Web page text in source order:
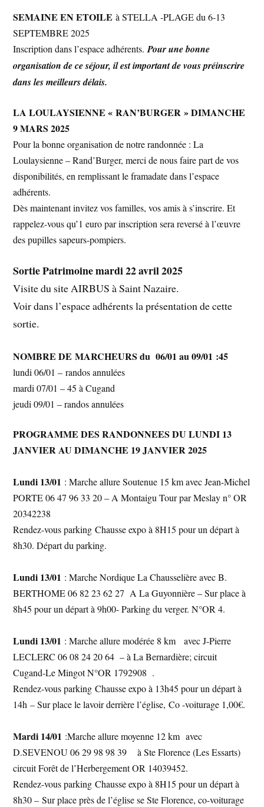
SEMAINE EN ETOILE à STELLA -PLAGE du 6-13
SEPTEMBRE 2025
Inscription dans l’espace adhérents.Pour une bonne
organisation de ce séjour, il est important de vous préinscrire
dans les meilleurs délais.
LA LOULAYSIENNE « RAN’BURGER » DIMANCHE
9 MARS 2025
Pour la bonne organisation de notre randonnée : La
Loulaysienne – Rand’Burger, merci de nous faire part de vos
disponibilités, en remplissant le framadate dans l’espace
adhérents.
Dès maintenant invitez vos familles, vos amis à s’inscrire. Et
rappelez-vous qu’1 euro par inscription sera reversé à l’œuvre
des pupilles sapeurs-pompiers.
Sortie Patrimoine mardi 22 avril 2025
Visite du site AIRBUS à Saint Nazaire.
Voir dans l’espace adhérents la présentation de cette
sortie.
NOMBRE DE MARCHEURS du 06/01 au 09/01 :45
lundi 06/01 – randos annulées
mardi 07/01 – 45 à Cugand
jeudi 09/01 – randos annulées
PROGRAMME DES RANDONNEES DU LUNDI 13
JANVIER AU DIMANCHE 19 JANVIER 2025
Lundi 13/01 : Marche allure Soutenue 15 km avec Jean-Michel
PORTE 06 47 96 33 20 – A Montaigu Tour par Meslay n° OR
20342238
Rendez-vous parking Chausse expo à 8H15 pour un départ à
8h30. Départ du parking.
Lundi 13/01 : Marche Nordique La Chausselière avec B.
BERTHOME 06 82 23 62 27 A La Guyonnière – Sur place à
8h45 pour un départ à 9h00- Parking du verger. N°OR 4.
Lundi 13/01 : Marche allure modérée 8 km avec J-Pierre
LECLERC 06 08 24 20 64 – à La Bernardière; circuit
Cugand-Le Mingot N°OR 1792908 .
Rendez-vous parking Chausse expo à 13h45 pour un départ à
14h – Sur place le lavoir derrière l’église, Co -voiturage 1,00€.
Mardi 14/01 :Marche allure moyenne 12 km avec
D.SEVENOU 06 29 98 98 39 à Ste Florence (Les Essarts)
circuit Forêt de l’Herbergement OR 14039452.
Rendez-vous parking Chausse expo à 8H15 pour un départ à
8h30 – Sur place près de l’église se Ste Florence, co-voiturage